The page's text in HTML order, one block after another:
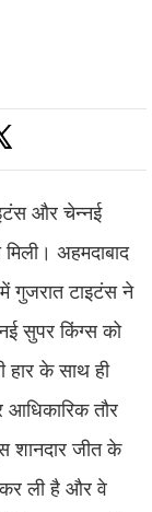
और चेन्नई
अहमदाबाद
गुजरात टाइटंस ने
सुपर किंग्स को
हार के साथ ही
तौर
शानदार जीत के
ली है और वे